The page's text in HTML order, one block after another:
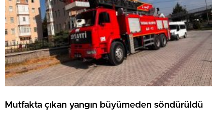
Mutfakta çıkan yangın büyümeden söndürüldü